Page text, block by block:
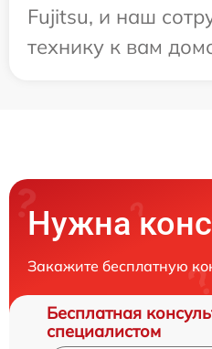
Fujitsu, и наш
технику к вам
Нужна
Закажите бесплатную
Бесплатная
специалистом